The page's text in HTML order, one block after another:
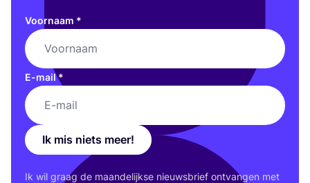
Voornaam *
E-mail*
Ik mis niets meer!
Ik wil graag de maan­de­lijk­se nieuws­brief ont­van­gen met